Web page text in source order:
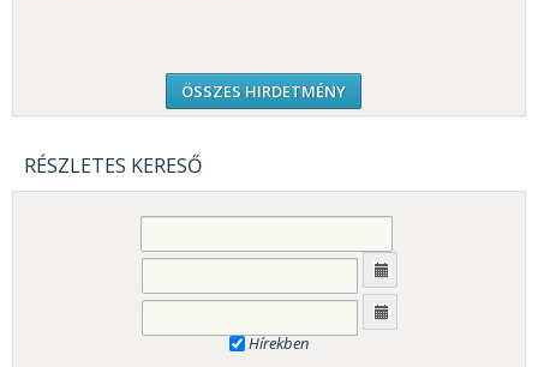
ÖSSZES HIRDETMÉNY
RÉSZLETES KERESŐ
Hírekben